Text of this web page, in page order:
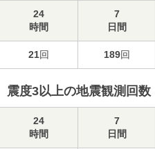
24
時間
7
日間
21回 189回
震度3以上の地震観測回数
24
時間
7
日間